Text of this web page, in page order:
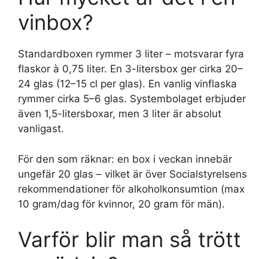
vinbox?
Standardboxen rymmer 3 liter – motsvarar fyra
flaskor à 0,75 liter. En 3-litersbox ger cirka 20–
24 glas (12–15 cl per glas). En vanlig vinflaska
rymmer cirka 5–6 glas. Systembolaget erbjuder
även 1,5-litersboxar, men 3 liter är absolut
vanligast.
För den som räknar: en box i veckan innebär
ungefär 20 glas – vilket är över Socialstyrelsens
rekommendationer för alkoholkonsumtion (max
10 gram/dag för kvinnor, 20 gram för män).
Varför blir man så trött